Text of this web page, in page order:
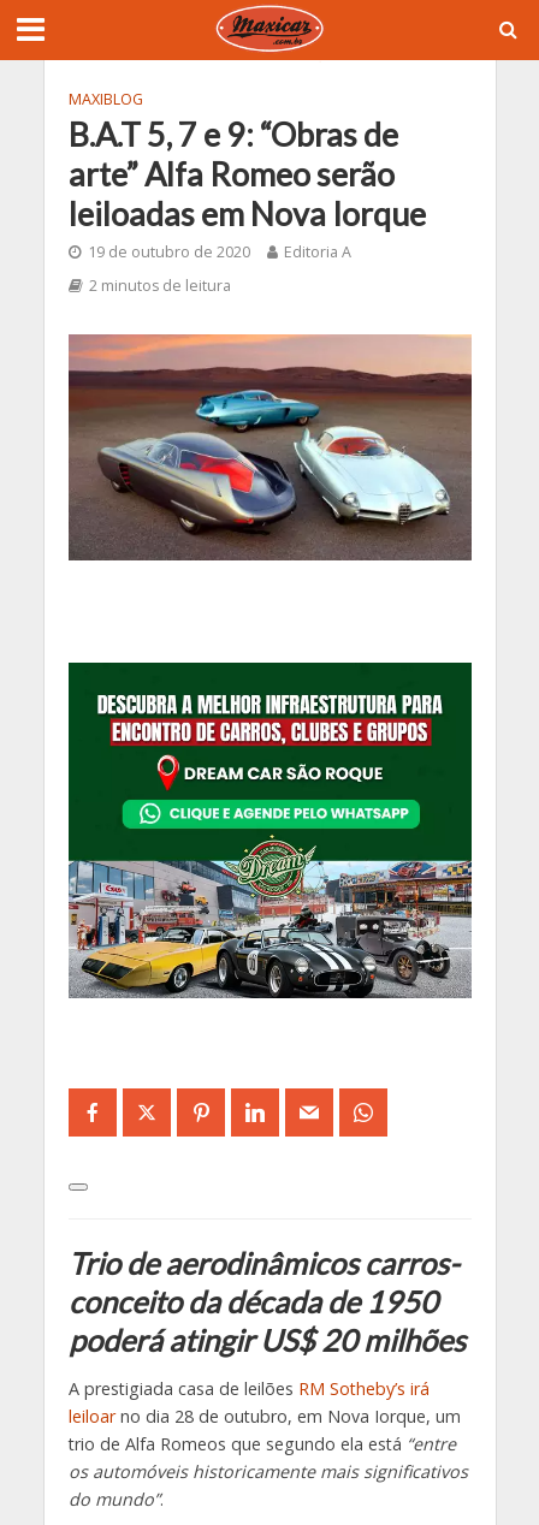
MAXIBLOG
B.A.T 5, 7 e 9: “Obras de
arte” Alfa Romeo serão
leiloadas em Nova Iorque
19 de outubro de 2020
Editoria A
2 minutos de leitura
Trio de aerodinâmicos carros-
conceito da década de 1950
poderá atingir US$ 20 milhões
A prestigiada casa de leilões RM Sotheby’s irá
leiloarno dia 28 de outubro, em Nova Iorque, um
trio de Alfa Romeos que segundo ela está “entre
os automóveis historicamente mais significativos
do mundo”.